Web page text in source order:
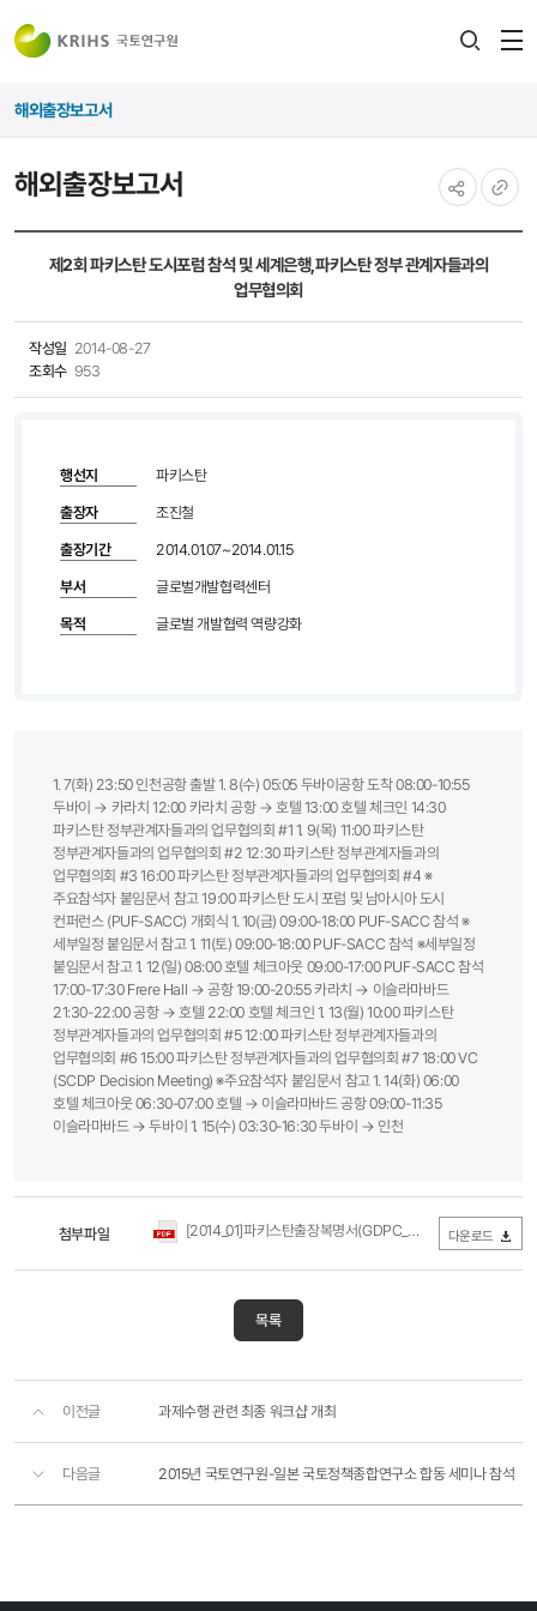
해외출장보고서
해외출장보고서
복사
제2회 파키스탄 도시포럼 참석 및 세계은행,파키스탄 정부 관계자들과의
업무협의회
작성일 2014-08-27
조회수 953
행선지 파키스탄
출장자 조진철
출장기간 2014.01.07~2014.01.15
부서 글로벌개발협력센터
목적 글로벌 개발협력 역량강화
1. 7(화) 23:50 인천공항 출발 1. 8(수) 05:05 두바이공항 도착 08:00-10:55
두바이 → 카라치 12:00 카라치 공항 → 호텔 13:00 호텔 체크인 14:30
파키스탄 정부관계자들과의 업무협의회 #1 1. 9(목) 11:00 파키스탄
정부관계자들과의 업무협의회 #2 12:30 파키스탄 정부관계자들과의
업무협의회 #3 16:00 파키스탄 정부관계자들과의 업무협의회 #4 ※
주요참석자 붙임문서 참고 19:00 파키스탄 도시 포럼 및 남아시아 도시
컨퍼런스 (PUF-SACC) 개회식 1. 10(금) 09:00-18:00 PUF-SACC 참석 ※
세부일정 붙임문서 참고 1. 11(토) 09:00-18:00 PUF-SACC 참석 ※세부일정
붙임문서 참고 1. 12(일) 08:00 호텔 체크아웃 09:00-17:00 PUF-SACC 참석
17:00-17:30 Frere Hall → 공항 19:00-20:55 카라치 → 이슬라마바드
21:30-22:00 공항 → 호텔 22:00 호텔 체크인 1. 13(월) 10:00 파키스탄
정부관계자들과의 업무협의회 #5 12:00 파키스탄 정부관계자들과의
업무협의회 #6 15:00 파키스탄 정부관계자들과의 업무협의회 #7 18:00 VC
(SCDP Decision Meeting) ※주요참석자 붙임문서 참고 1. 14(화) 06:00
호텔 체크아웃 06:30-07:00 호텔 → 이슬라마바드 공항 09:00-11:35
이슬라마바드 → 두바이 1. 15(수) 03:30-16:30 두바이 → 인천
첨부파일 [2014_01]파키스탄출장복명서(GDPC_조진철).pdf (0Byte / 다운
다운로드
목록
이전글 과제수행 관련 최종 워크샵 개최
다음글 2015년 국토연구원-일본 국토정책종합연구소 합동 세미나 참석